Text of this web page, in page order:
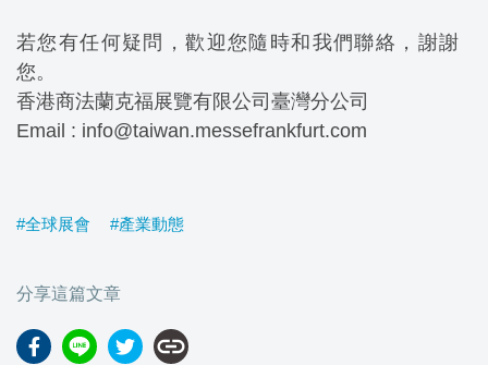
若您有任何疑問，歡迎您隨時和我們聯絡，謝謝
您。
香港商法蘭克福展覽有限公司臺灣分公司
Email : info@taiwan.messefrankfurt.com
#全球展會 #產業動態
分享這篇文章
link